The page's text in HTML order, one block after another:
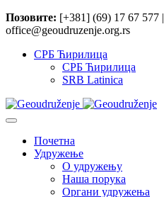
Позовите: [+381] (69) 17 67 577 |
office@geoudruzenje.org.rs
СРБ Ћирилица
СРБ Ћирилица
SRB Latinica
Почетна
Удружење
O удружењу
Наша порука
Органи удружења